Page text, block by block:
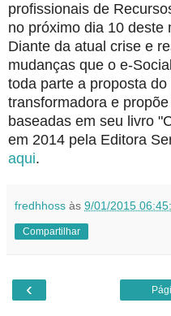
profissionais de
no próximo dia 10 deste
Diante da atual crise e
mudanças que o e-
toda parte a proposta
transformadora e
baseadas em seu livro
em 2014 pela Editora
aqui.
fredhhoss às 9/01/2015
Compartilhar
‹